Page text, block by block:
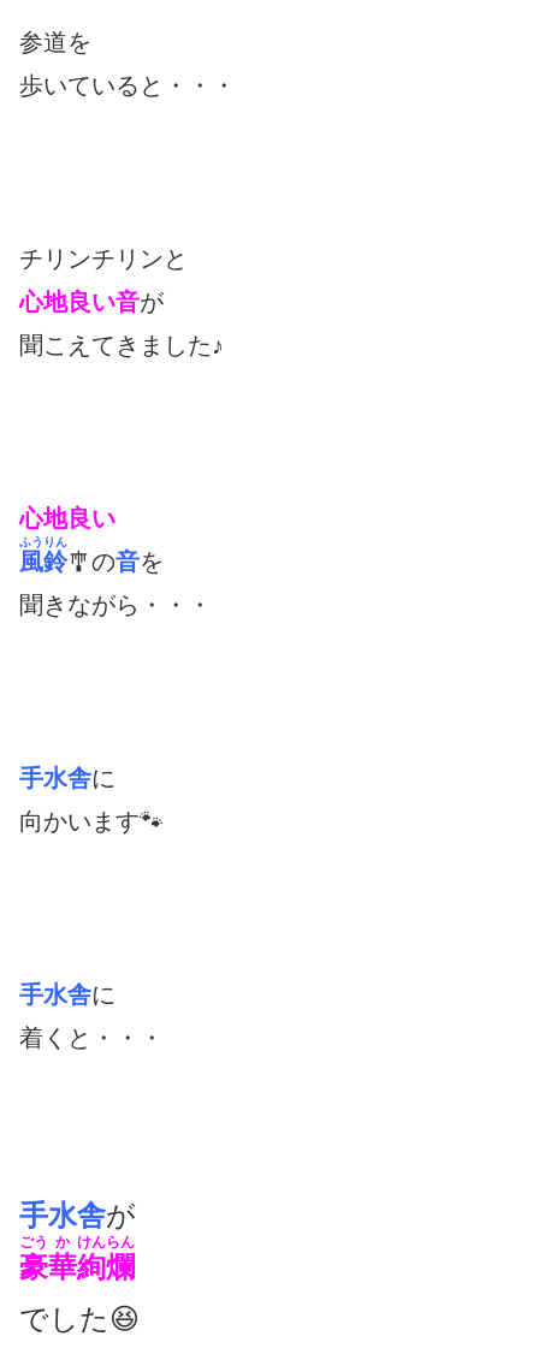
参道を
歩いていると・・・
チリンチリンと
心地良い音が
聞こえてきました♪
心地良い
風鈴
ふうりん
🎐の音を
聞きながら・・・
手水舎に
向かいます🐾
手水舎に
着くと・・・
手水舎が
豪
ごう
華
か
絢爛
けんらん
でした😆